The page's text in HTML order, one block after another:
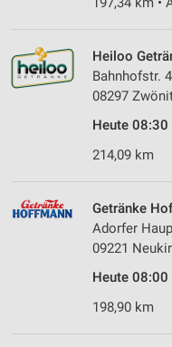
Heiloo
Bahnhofstr.
08297
Heute 08:30
214,09 km
Getränke
Adorfer
09221
Heute 08:00
198,90 km
Verwendung reduzierter
Werbeanzeigen
Erstellung von Profilen
Erstellung von Profilen
von Inhalten
Verwendung von